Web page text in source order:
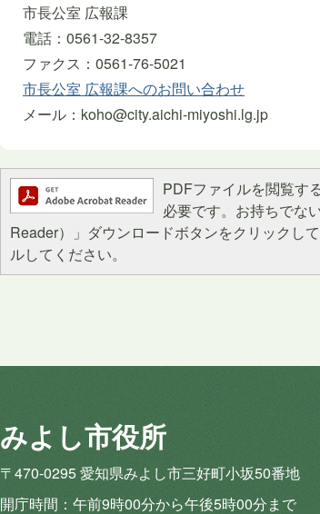
市長公室 広報課
電話：0561-32-8357
ファクス：0561-76-5021
市長公室 広報課へのお問い合わせ
メール：koho@city.aichi-miyoshi.lg.jp
PDFファイルを閲覧す
必要です。お持ちでな
Reader）」ダウンロードボタンをクリックし
ルしてください。
みよし市役所
〒470-0295 愛知県みよし市三好町小坂50番地
開庁時間
午前9時00分から午後5時00分まで